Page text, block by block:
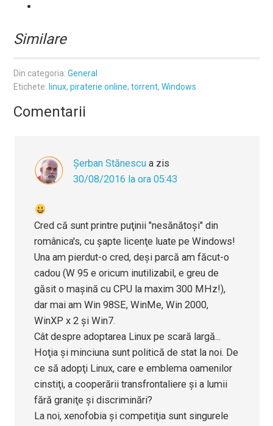
Similare
Din categoria:General
Etichete: linux,piraterie online,torrent,Windows
Comentarii
Şerban Stănescu a zis
30/08/2016 la ora 05:43
Cred că sunt printre puţinii "nesănătoşi" din
românica's, cu şapte licenţe luate pe Windows!
Una am pierdut-o cred, deşi parcă am făcut-o
cadou (W 95 e oricum inutilizabil, e greu de
găsit o maşină cu CPU la maxim 300 MHz!),
dar mai am Win 98SE, WinMe, Win 2000,
WinXP x 2 şi Win7.
Cât despre adoptarea Linux pe scară largă...
Hoţia şi minciuna sunt politică de stat la noi. De
ce să adopţi Linux, care e emblema oamenilor
cinstiţi, a cooperării transfrontaliere şi a lumii
fără graniţe şi discriminări?
La noi, xenofobia şi competiţia sunt singurele